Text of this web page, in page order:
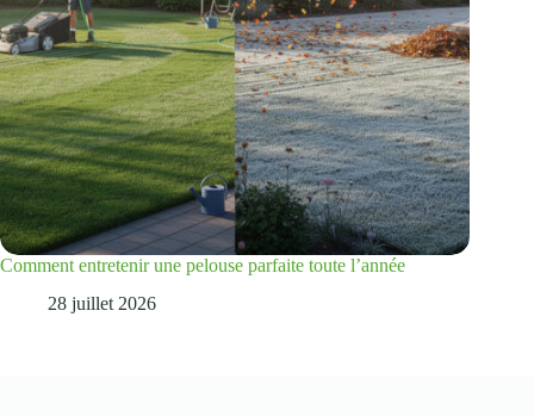
Comment entretenir une pelouse parfaite toute l’année
28 juillet 2026